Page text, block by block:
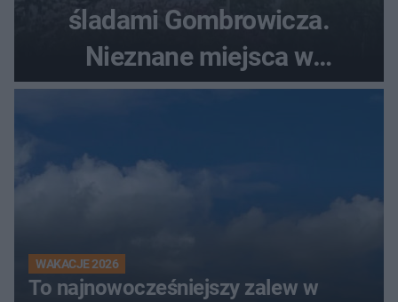
śladami Gombrowicza.
Nieznane miejsca w
Świętokrzyskiem
WAKACJE 2026
To najnowocześniejszy zalew w